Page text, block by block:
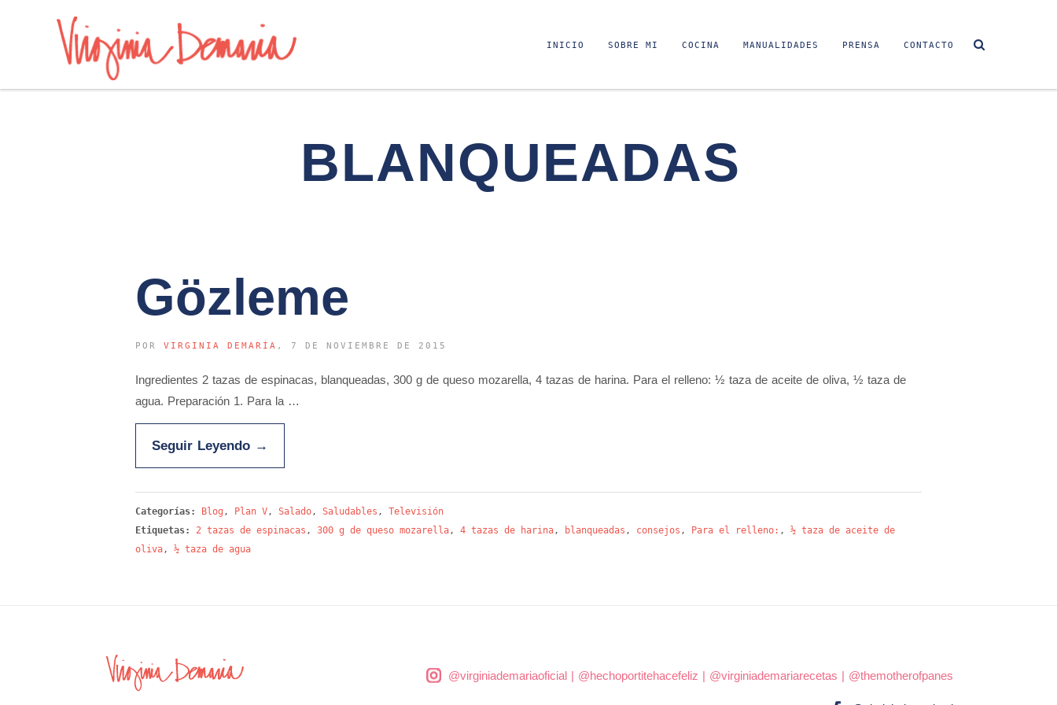
INICIO SOBRE MI COCINA MANUALIDADES PRENSA CONTACTO
BLANQUEADAS
Gözleme
POR VIRGINIA DEMARÍA , 7 DE NOVIEMBRE DE 2015
Ingredientes 2 tazas de espinacas, blanqueadas, 300 g de queso mozarella, 4 tazas de harina. Para el relleno: ½ taza de aceite de oliva, ½ taza de
agua. Preparación 1. Para la …
Seguir Leyendo →
Categorías: Blog , Plan V, Salado, Saludables , Televisión
Etiquetas:
2 tazas de espinacas , 300 g de queso mozarella, 4 tazas de harina, blanqueadas , consejos , Para el relleno: , ½ taza de aceite de
oliva, ½ taza de agua
@virginiademariaoficial| @hechoportitehacefeliz | @virginiademariarecetas | @themotherofpanes